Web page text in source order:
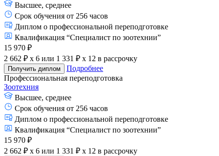
Высшее, среднее
Срок обучения от 256 часов
Диплом о профессиональной переподготовке
Квалификация “Специалист по зоотехнии”
15 970 ₽
2 662 ₽ x 6 или 1 331 ₽ x 12 в рассрочку
Получить диплом
Подробнее
Профессиональная переподготовка
Зоотехния
Высшее, среднее
Срок обучения от 256 часов
Диплом о профессиональной переподготовке
Квалификация “Специалист по зоотехнии”
15 970 ₽
2 662 ₽ x 6 или 1 331 ₽ x 12 в рассрочку